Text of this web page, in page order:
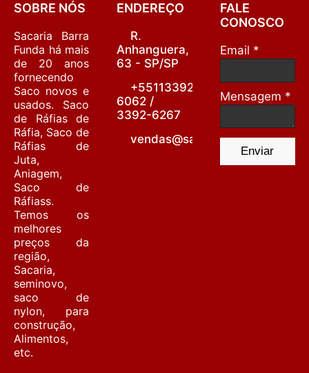
SOBRE NÓS
Sacaria Barra
Funda há mais
de 20 anos
fornecendo
Saco novos e
usados. Saco
de Ráfias de
Ráfia, Saco de
Ráfias de
Juta,
Aniagem,
Saco de
Ráfiass.
Temos os
melhores
preços da
região,
Sacaria,
seminovo,
saco de
nylon, para
construção,
Alimentos,
etc.
ENDEREÇO
R.
Anhanguera,
63 - SP/SP
+55113392-
6062 /
3392-6267
FALE
CONOSCO
Email *
Mensagem *
Enviar